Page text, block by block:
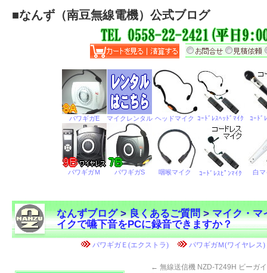
■なんず（南豆無線電機）公式ブログ
なんずブログ>良くあるご質問>マイク・マ
イクで嚥下音をPCに録音できますか？
← 無線送信機 NZD-T249H ビーガ